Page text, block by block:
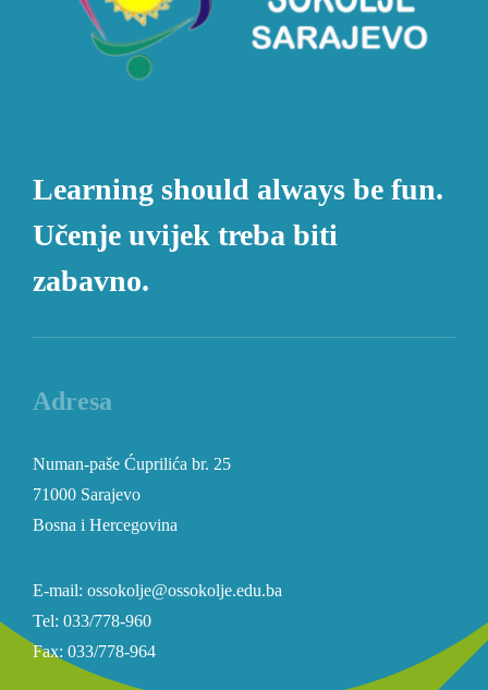
Learning should always be fun.
Učenje uvijek treba biti
zabavno.
Adresa
Numan-paše Ćuprilića br. 25
71000 Sarajevo
Bosna i Hercegovina
E-mail: ossokolje@ossokolje.edu.ba
Tel: 033/778-960
Fax: 033/778-964